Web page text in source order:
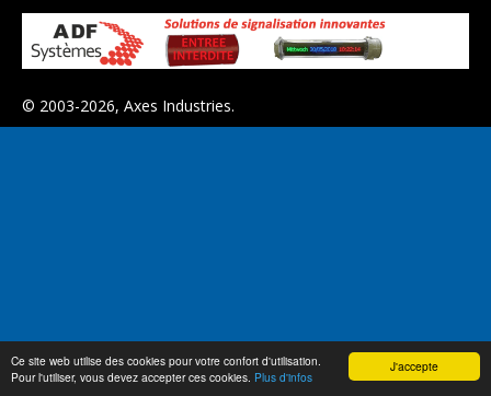
J'accepte
Ce site web utilise des cookies pour votre confort d'utilisation.
Pour l'utiliser, vous devez accepter ces cookies. Plus d'infos
© 2003-2026, Axes Industries.